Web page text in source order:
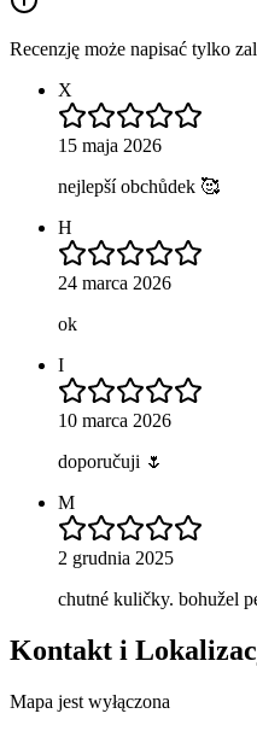
Recenzję może napisać tylko
X
15 maja 2026
nejlepší obchůdek 🥰
H
24 marca 2026
ok
I
10 marca 2026
doporučuji 🌷
M
2 grudnia 2025
chutné kuličky. bohužel
Kontakt i
Mapa jest wyłączona